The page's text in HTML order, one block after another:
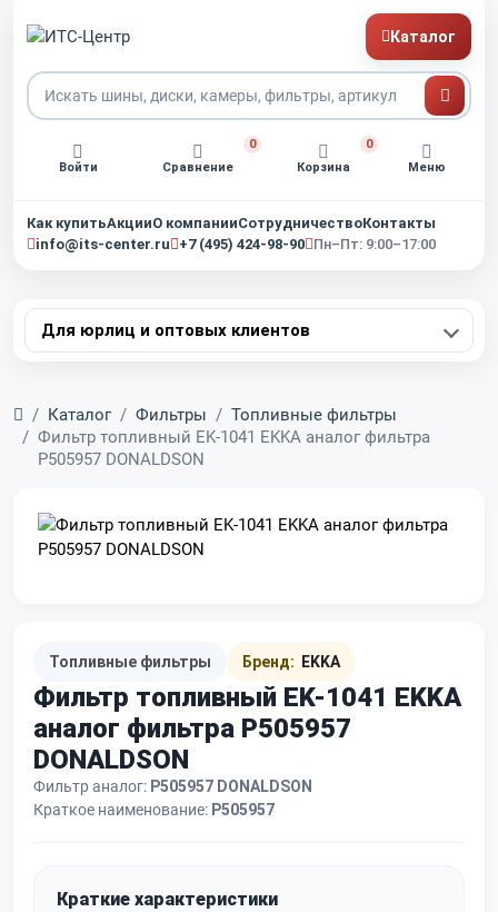
Каталог
Войти Сравнение
0
Корзина
0
Меню
Как купитьАкцииО компанииСотрудничествоКонтакты
info@its-center.ru
+7 (495) 424-98-90 Пн–Пт: 9:00–17:00
Для юрлиц и оптовых клиентов
Главная
Каталог Фильтры
Топливные фильтры
Фильтр топливный EK-1041 EKKA аналог фильтра
P505957 DONALDSON
Топливные фильтры Бренд: EKKA
Фильтр топливный EK-1041 EKKA
аналог фильтра P505957
DONALDSON
Фильтр аналог: P505957 DONALDSON
Краткое наименование: P505957
Краткие характеристики